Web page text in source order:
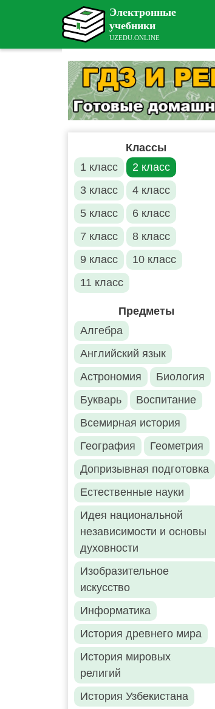
Классы
1 класс
2 класс
3 класс
4 класс
5 класс
6 класс
7 класс
8 класс
9 класс
10 класс
11 класс
Предметы
Алгебра
Английский язык
Астрономия
Биология
Букварь
Воспитание
Всемирная история
География
Геометрия
Допризывная подготовка
Естественные науки
Идея национальной
независимости и основы
духовности
Изобразительное
искусство
Информатика
История древнего мира
История мировых
религий
История Узбекистана